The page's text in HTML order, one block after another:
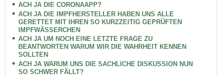
ACH JA DIE CORONAAPP?
ACH JA DIE IMPFHERSTELLER HABEN UNS ALLE
GERETTET MIT IHREN SO KURZZEITIG GEPRÜFTEN
IMPFWÄSSERCHEN
ACH JA UM NOCH EINE LETZTE FRAGE ZU
BEANTWORTEN WARUM WIR DIE WAHRHEIT KENNEN
SOLLTEN
ACH JA WARUM UNS DIE SACHLICHE DISKUSSION NUN
SO SCHWER FÄLLT?